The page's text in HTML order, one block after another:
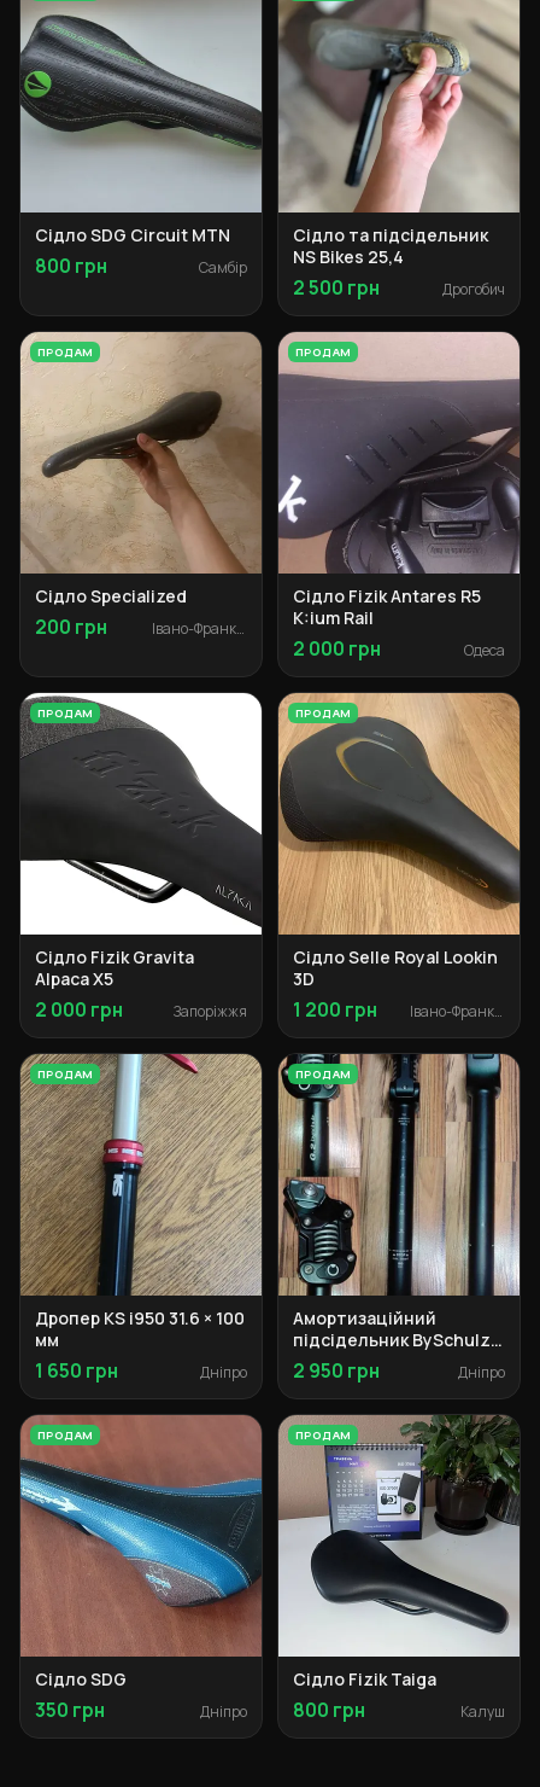
Сідло SDG Circuit MTN
800 грн Самбір
Сідло та підсідельник
NS Bikes 25,4
2 500 грн Дрогобич
ПРОДАМ
Сідло Specialized
200 грн Івано-Франківськ
ПРОДАМ
Сідло Fizik Antares R5
K:ium Rail
2 000 грн Одеса
ПРОДАМ
Сідло Fizik Gravita
Alpaca X5
2 000 грн Запоріжжя
ПРОДАМ
Сідло Selle Royal Lookin
3D
1 200 грн Івано-Франківськ
ПРОДАМ
Дропер KS i950 31.6 × 100
мм
1 650 грн Дніпро
ПРОДАМ
Амортизаційний
підсідельник BySchulz
G.2 30.9
2 950 грн Дніпро
ПРОДАМ
Сідло SDG
350 грн Дніпро
ПРОДАМ
Сідло Fizik Taiga
800 грн Калуш